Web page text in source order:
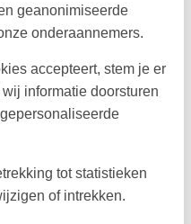
objecten, mysterieuze
voor tieners.
geanonimiseerde
onderaannemers.
accepteert, stem je er
informatie doorsturen
tot statistieken
of intrekken.